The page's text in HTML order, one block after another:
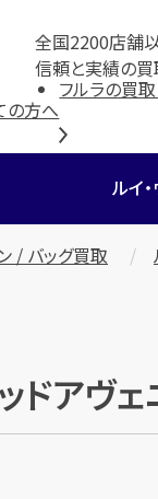
全国2200店舗
信頼と実績の買
の方へ
フルラの買取
ルイ
/ バッグ買取
ッドア